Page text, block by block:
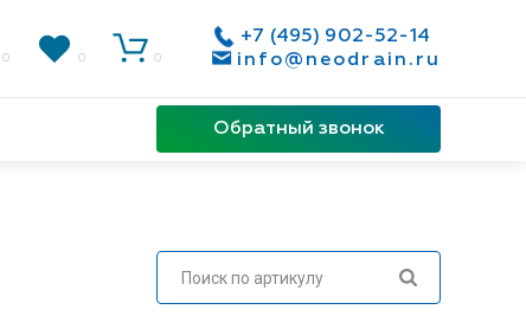
0 0 0
+7 (495) 902-52-14
info@neodrain.ru
Обратный звонок